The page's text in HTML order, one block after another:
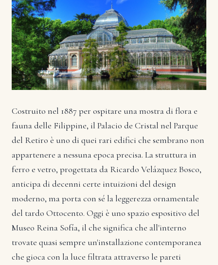
Costruito nel 1887 per ospitare una mostra di flora e
fauna delle Filippine, il Palacio de Cristal nel Parque
del Retiro è uno di quei rari edifici che sembrano non
appartenere a nessuna epoca precisa. La struttura in
ferro e vetro, progettata da Ricardo Velázquez Bosco,
anticipa di decenni certe intuizioni del design
moderno, ma porta con sé la leggerezza ornamentale
del tardo Ottocento. Oggi è uno spazio espositivo del
Museo Reina Sofía, il che significa che all'interno
trovate quasi sempre un'installazione contemporanea
che gioca con la luce filtrata attraverso le pareti